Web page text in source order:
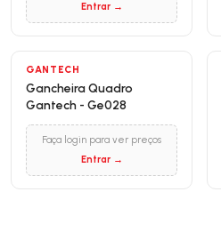
Entrar →
GANTECH
Gancheira Quadro
Gantech - Ge028
Faça login para ver preços
Entrar →